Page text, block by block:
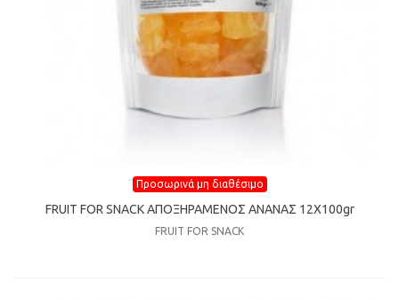
Προσωρινά μη διαθέσιμο
FRUIT FOR SNACK ΑΠΟΞΗΡΑΜΕΝΟΣ ΑΝΑΝΑΣ 12Χ100gr
FRUIT FOR SNACK